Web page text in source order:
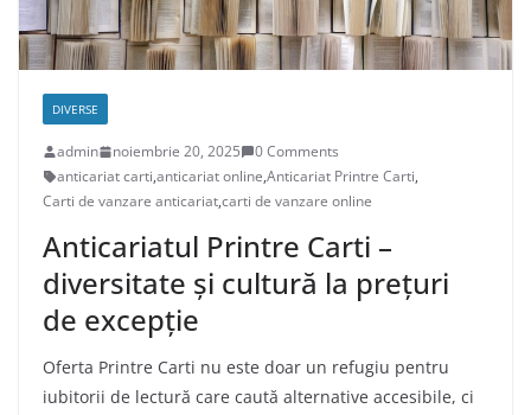
DIVERSE
admin noiembrie 20, 2025
0 Comments
anticariat carti,anticariat online,Anticariat Printre Carti,
Carti de vanzare anticariat,carti de vanzare online
Anticariatul Printre Carti –
diversitate și cultură la prețuri
de excepție
Oferta Printre Carti nu este doar un refugiu pentru
iubitorii de lectură care caută alternative accesibile, ci